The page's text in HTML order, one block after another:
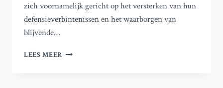
zich voornamelijk gericht op het versterken van hun
defensieverbintenissen en het waarborgen van
blijvende…
LEES MEER BELANGRIJKSTE